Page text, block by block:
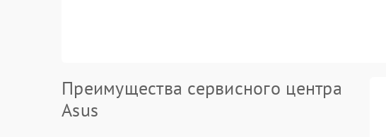
Преимущества сервисного центра
Asus